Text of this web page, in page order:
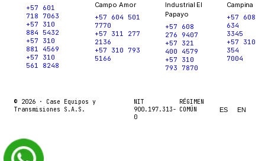
+57 601
718 7063
+57 310
884 5432
+57 310
881 4569
+57 310
561 8248
Campo Amor
+57 604 501
7770
+57 311 277
2136
+57 310 793
5166
Industrial El
Papayo
+57 608
276 9407
+57 321
400 4579
+57 310
793 7870
Campina
+57 608
634
3345
+57 310
354
7004
© 2026 · Case Equipos y
Transmisiones S.A.S.
NIT
900.197.313-
0
RÉGIMEN
COMÚN
ES EN